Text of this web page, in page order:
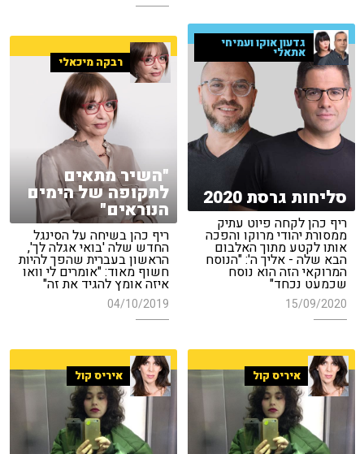
גדעון אוקו ועמיחי
אתאלי
סליחות גרסת 2020
ריף כהן לקחה פיוט עתיק
ממסורת יהודי מרוקו והפכה
אותו לקטע מתוך האלבום
הבא שלה - אליך ה': "הנוסח
המרוקאי הזה הוא נוסח
שכמעט נכחד"
15/09/2020
רבקה מיכאלי
"השיר מתאים
לתקופה של הימים
הנוראים"
ריף כהן בשיחה על הסינגל
החדש שלה 'בואי אגלה לך',
הראשון בעברית שהפך להיות
חשוף מאוד: "אומרים לי וואו
איזה אומץ להגיד את זה"
04/10/2019
איריס קול איריס קול